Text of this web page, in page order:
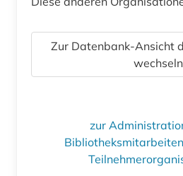
Zur Datenbank-Ansicht
wechseln
zur